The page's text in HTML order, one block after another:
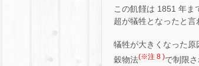
この飢饉は 1851 年ま
超が犠牲となったと言
犠牲が大きくなった
穀物法(※注 8 )で制限